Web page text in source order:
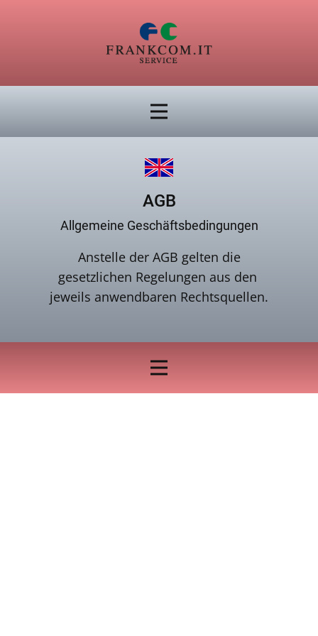
AGB
Allgemeine Geschäftsbedingungen
Anstelle der AGB gelten die
gesetzlichen Regelungen aus den
jeweils anwendbaren Rechtsquellen.